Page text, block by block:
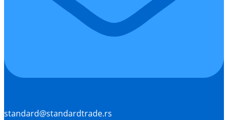
standard@standardtrade.rs